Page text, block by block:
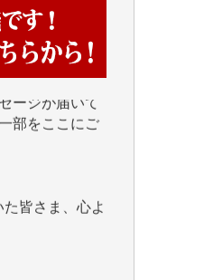
ただいた方々
ージが届いて
部をここにご
皆さま、心よ